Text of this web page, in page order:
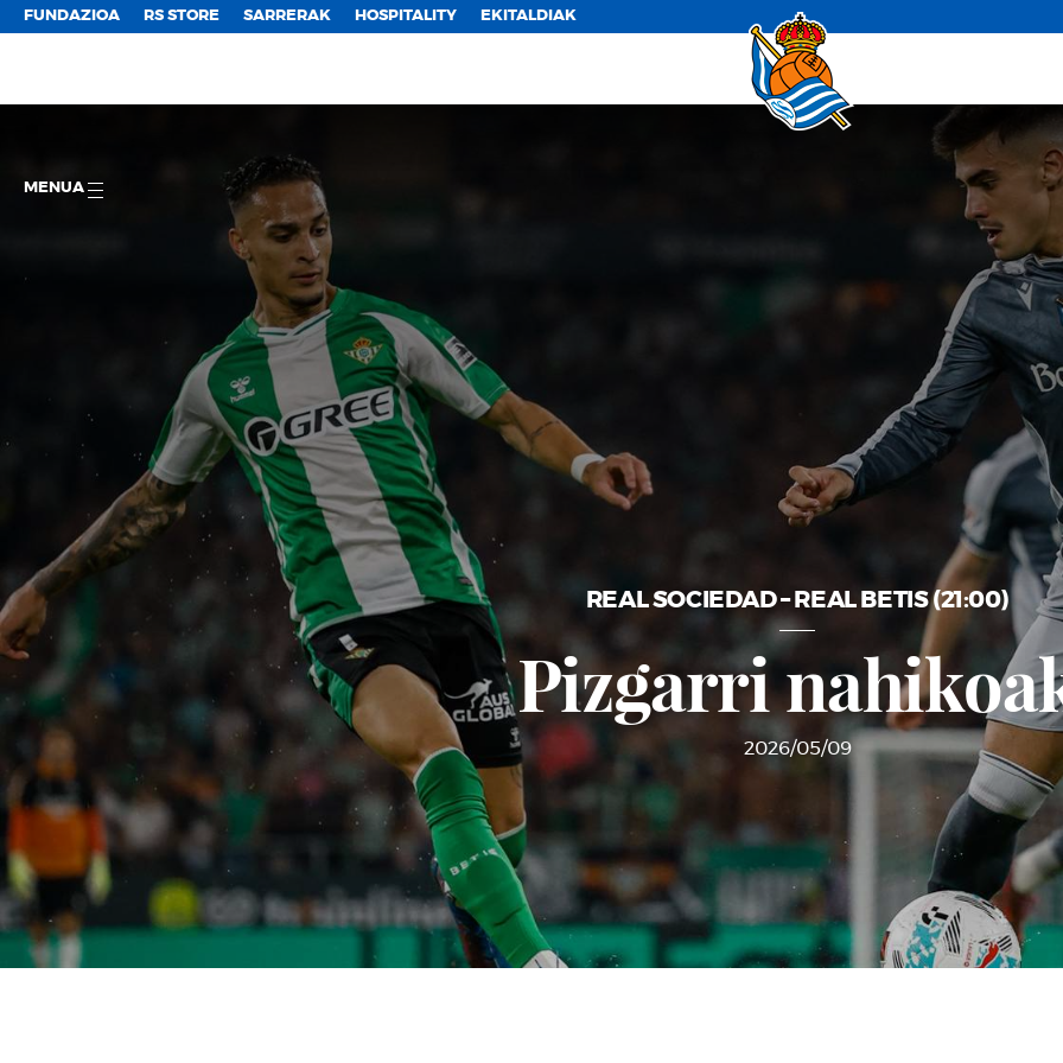
FUNDAZIOA RS STORE SARRERAK HOSPITALITY EKITALDIAK
MENUA
REAL SOCIEDAD – REAL BETIS (21:00)
Pizgarri
2026/05/09